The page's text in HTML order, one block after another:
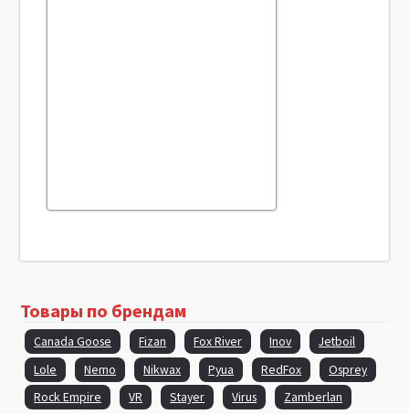
Товары по брендам
Canada Goose Fizan Fox River Inov
Jetboil
Lole
Nemo Nikwax Pyua RedFox
Osprey
Rock Empire
VR Stayer Virus Zamberlan